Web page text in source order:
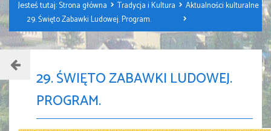
Jesteś tutaj:Strona główna Tradycja i Kultura
Aktualności kulturalne
29. Święto Zabawki Ludowej. Program.
29. ŚWIĘTO ZABAWKI LUDOWEJ.
PROGRAM.